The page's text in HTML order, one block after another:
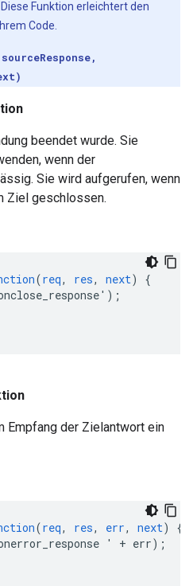
Funktion erleichtert den
Code.
beendet wurde. Sie
wenn der
Sie wird aufgerufen, wenn
Ziel geschlossen.
(req, res, next)
{
;
Empfang der Zielantwort ein
(req, res, err, next)
{
' + err) ;